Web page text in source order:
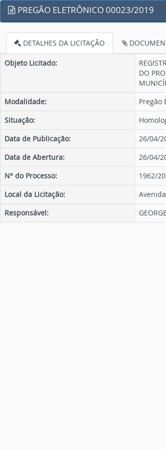
PREGÃO ELETRÔNICO 00023/2019
DETALHES DA LICITAÇÃO
Objeto Licitado:
DO
Modalidade:
Pregão
Situação:
Data de Publicação:
26/04/
Data de Abertura:
26/04/
N° do Processo:
1962/
Local da Licitação:
Responsável: